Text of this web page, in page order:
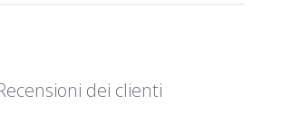
dei clienti